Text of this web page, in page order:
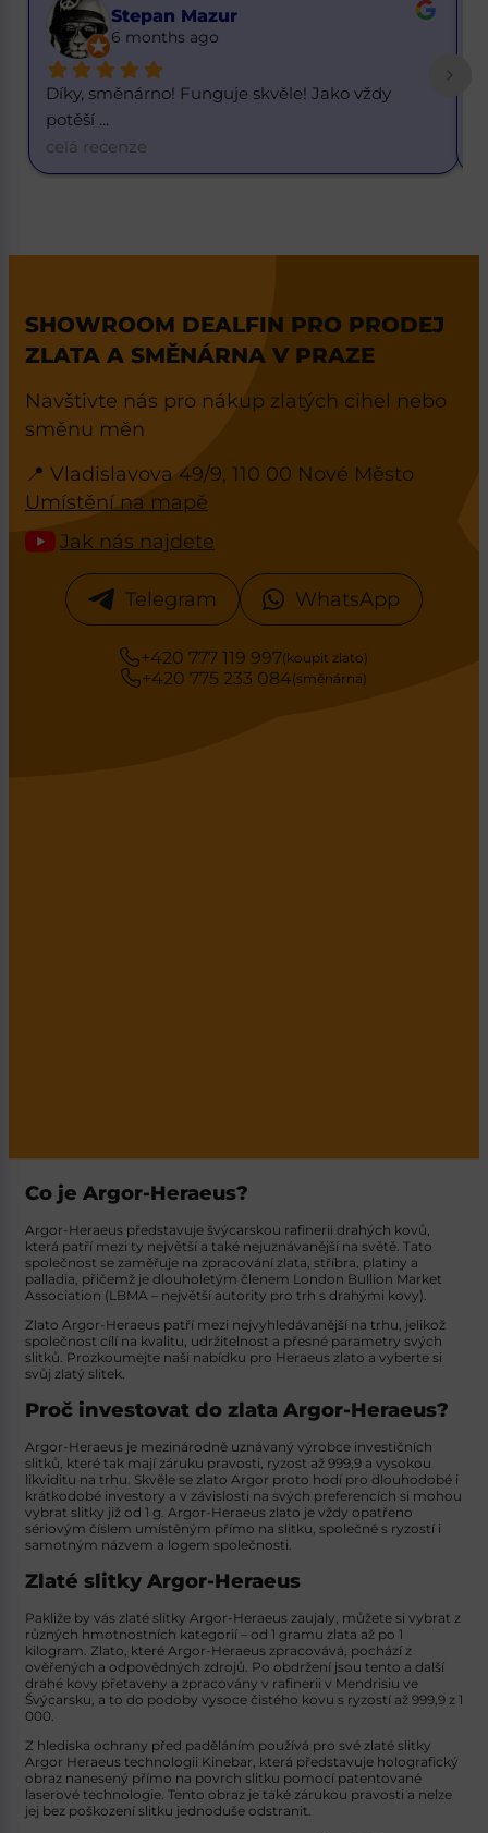
Buster Got it
6 months ago
Skvělý kurz. 1 dolar za 20,55 korun. K dnešnímu
d...
celá recenze
SHOWROOM DEALFIN PRO PRODEJ
ZLATA A SMĚNÁRNA V PRAZE
Navštivte nás pro nákup zlatých cihel nebo
směnu měn
📍 Vladislavova 49/9, 110 00 Nové Město
Umístění na mapě
Jak nás najdete
Telegram WhatsApp
+420 777 119 997(koupit zlato)
+420 775 233 084(směnárna)
Co je Argor-Heraeus?
Argor-Heraeus představuje švýcarskou rafinerii drahých kovů,
která patří mezi ty největší a také nejuznávanější na světě. Tato
společnost se zaměřuje na zpracování zlata, stříbra, platiny a
palladia, přičemž je dlouholetým členem London Bullion Market
Association (LBMA – největší autority pro trh s drahými kovy).
Zlato Argor-Heraeus patří mezi nejvyhledávanější na trhu, jelikož
společnost cílí na kvalitu, udržitelnost a přesné parametry svých
slitků. Prozkoumejte naši nabídku pro Heraeus zlato a vyberte si
svůj zlatý slitek.
Proč investovat do zlata Argor-Heraeus?
Argor-Heraeus je mezinárodně uznávaný výrobce investičních
slitků, které tak mají záruku pravosti, ryzost až 999,9 a vysokou
likviditu na trhu. Skvěle se zlato Argor proto hodí pro dlouhodobé i
krátkodobé investory a v závislosti na svých preferencích si mohou
vybrat slitky již od 1 g. Argor-Heraeus zlato je vždy opatřeno
sériovým číslem umístěným přímo na slitku, společně s ryzostí i
samotným názvem a logem společnosti.
Zlaté slitky Argor-Heraeus
Pakliže by vás zlaté slitky Argor-Heraeus zaujaly, můžete si vybrat z
různých hmotnostních kategorií – od 1 gramu zlata až po 1
kilogram. Zlato, které Argor-Heraeus zpracovává, pochází z
ověřených a odpovědných zdrojů. Po obdržení jsou tento a další
drahé kovy přetaveny a zpracovány v rafinerii v Mendrisiu ve
Švýcarsku, a to do podoby vysoce čistého kovu s ryzostí až 999,9 z 1
000.
Z hlediska ochrany před paděláním používá pro své zlaté slitky
Argor Heraeus technologii Kinebar, která představuje holografický
obraz nanesený přímo na povrch slitku pomocí patentované
laserové technologie. Tento obraz je také zárukou pravosti a nelze
jej bez poškození slitku jednoduše odstranit.